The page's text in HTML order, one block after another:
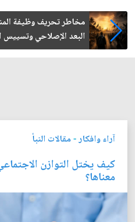
زيارة الأربعين.. من
الفاعلة
آراء وافكار- مقالات النبأ
كيف يختل التوازن
معناها؟